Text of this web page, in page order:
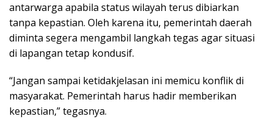
antarwarga apabila status wilayah terus dibiarkan
tanpa kepastian. Oleh karena itu, pemerintah daerah
diminta segera mengambil langkah tegas agar situasi
di lapangan tetap kondusif.
“Jangan sampai ketidakjelasan ini memicu konflik di
masyarakat. Pemerintah harus hadir memberikan
kepastian,” tegasnya.